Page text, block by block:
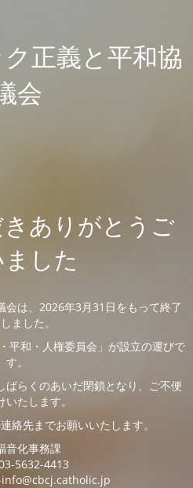
正義と平和協
会
ありがとうご
した
会は、2026年3月31日をもって終了
ました。
平和・人権委員会」が設立の運びで
す。
ばらくのあいだ閉鎖となり、ご不便
いたします。
絡先までお願いいたします。
音化事務課
5632-4413
info@cbcj.catholic.jp